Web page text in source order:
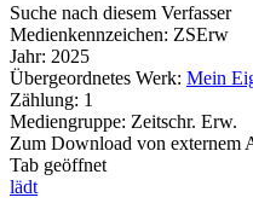
Suche nach diesem Verfasser
Medienkennzeichen: ZSErw
Jahr: 2025
Übergeordnetes Werk: Mein
Zählung: 1
Mediengruppe: Zeitschr. Erw.
Zum Download von externem
Tab geöffnet
lädt